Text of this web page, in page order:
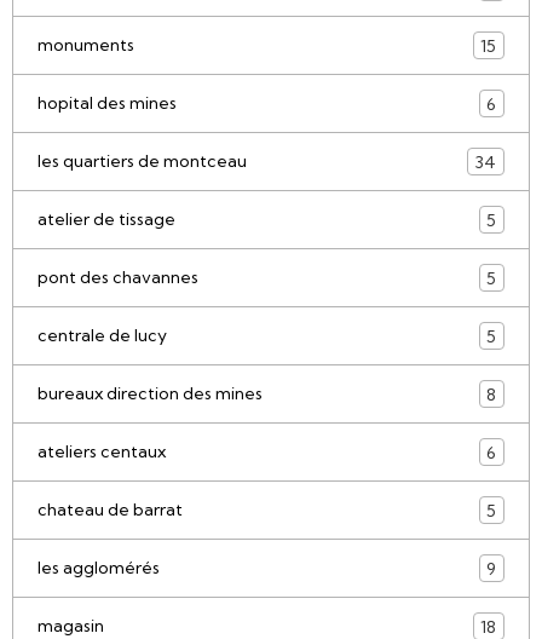
monuments 15
hopital des mines 6
les quartiers de montceau 34
atelier de tissage 5
pont des chavannes 5
centrale de lucy 5
bureaux direction des mines 8
ateliers centaux 6
chateau de barrat 5
les agglomérés 9
magasin 18